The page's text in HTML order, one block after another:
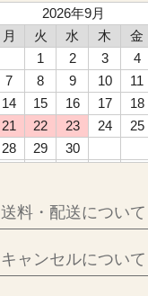
2026年9月
月 火 水 木 金
1
2 3 4
7 8 9 10 11
14 15 16 17 18
21 22 23 24 25
28 29
30
送料・配送について
キャンセルについて